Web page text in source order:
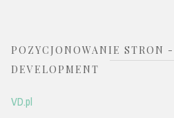
POZYCJONOWANIE STRON
DEVELOPMENT
VD.pl